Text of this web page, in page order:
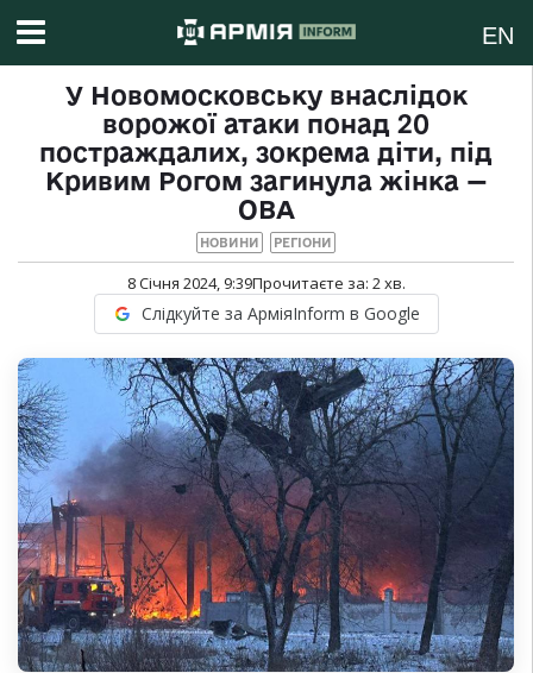
EN
У Новомосковську внаслідок
ворожої атаки понад 20
постраждалих, зокрема діти, під
Кривим Рогом загинула жінка —
ОВА
НОВИНИ РЕГІОНИ
8 Січня 2024, 9:39Прочитаєте за: 2хв.
Слідкуйте за АрміяInform в Google